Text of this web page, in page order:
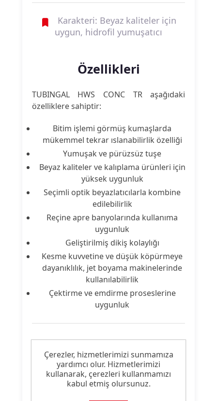
Karakteri: Beyaz kaliteler için
uygun, hidrofil yumuşatıcı
Özellikleri
TUBINGAL HWS CONC TR aşağıdaki
özelliklere sahiptir:
Bitim işlemi görmüş kumaşlarda
mükemmel tekrar ıslanabilirlik özelliği
Yumuşak ve pürüzsüz tuşe
Beyaz kaliteler ve kalıplama ürünleri için
yüksek uygunluk
Seçimli optik beyazlatıcılarla kombine
edilebilirlik
Reçine apre banyolarında kullanıma
uygunluk
Geliştirilmiş dikiş kolaylığı
Kesme kuvvetine ve düşük köpürmeye
dayanıklılık, jet boyama makinelerinde
kullanılabilirlik
Çektirme ve emdirme proseslerine
uygunluk
Ürün
Tipi:
Apre Malzemesi
Çerezler, hizmetlerimizi sunmamıza
yardımcı olur. Hizmetlerimizi
kullanarak, çerezleri kullanmamızı
kabul etmiş olursunuz.